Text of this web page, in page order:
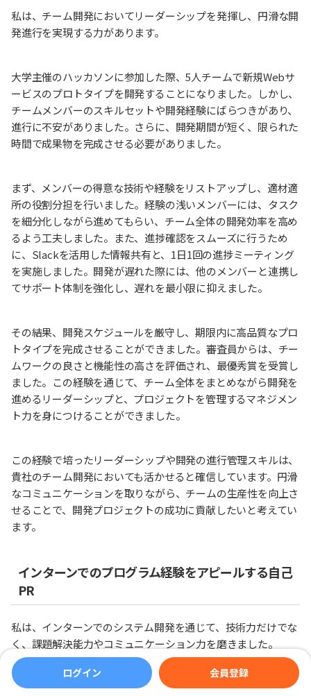
私は、チーム開発においてリーダーシップを発揮し、円滑な開
発進行を実現する力があります。
大学主催のハッカソンに参加した際、5人チームで新規Webサ
ービスのプロトタイプを開発することになりました。しかし、
チームメンバーのスキルセットや開発経験にばらつきがあり、
進行に不安がありました。さらに、開発期間が短く、限られた
時間で成果物を完成させる必要がありました。
まず、メンバーの得意な技術や経験をリストアップし、適材適
所の役割分担を行いました。経験の浅いメンバーには、タスク
を細分化しながら進めてもらい、チーム全体の開発効率を高め
るよう工夫しました。また、進捗確認をスムーズに行うため
に、Slackを活用した情報共有と、1日1回の進捗ミーティング
を実施しました。開発が遅れた際には、他のメンバーと連携し
てサポート体制を強化し、遅れを最小限に抑えました。
その結果、開発スケジュールを厳守し、期限内に高品質なプロ
トタイプを完成させることができました。審査員からは、チー
ムワークの良さと機能性の高さを評価され、最優秀賞を受賞し
ました。この経験を通じて、チーム全体をまとめながら開発を
進めるリーダーシップと、プロジェクトを管理するマネジメン
ト力を身につけることができました。
この経験で培ったリーダーシップや開発の進行管理スキルは、
貴社のチーム開発においても活かせると確信しています。円滑
なコミュニケーションを取りながら、チームの生産性を向上さ
せることで、開発プロジェクトの成功に貢献したいと考えてい
ます。
インターンでのプログラム経験をアピールする自己
PR
私は、インターンでのシステム開発を通じて、技術力だけでな
く、課題解決能力やコミュニケーション力を磨きました。
大学3年次に参加したベンチャー企業でのインターンでは、社
ログイン 会員登録